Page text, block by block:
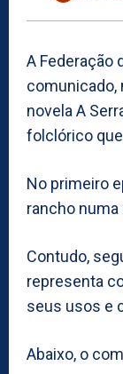
A Federação
comunicado,
novela A
folclórico
No primeiro
rancho numa
Contudo,
representa
seus usos e
Abaixo, o